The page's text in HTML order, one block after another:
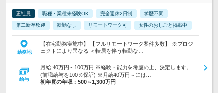
正社員 職種・業種未経験OK 完全週休2日制 学歴不問
第二新卒歓迎 転勤なし リモートワーク可 女性のおしごと掲載中
勤務地
【在宅勤務実施中】 【フルリモートワーク案件多数】 ※プロジ
ェクトにより異なる ＜転居を伴う転勤な…
給与
月給:40万円～100万円 ※経験・能力を考慮の上、決定します。
(前職給与を100％保証) ※月給40万円～には…
初年度の年収： 500～1,300万円